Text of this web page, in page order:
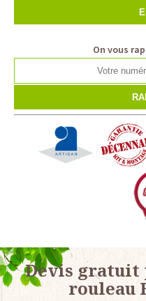
On vous
Devis gratuit
rouleau